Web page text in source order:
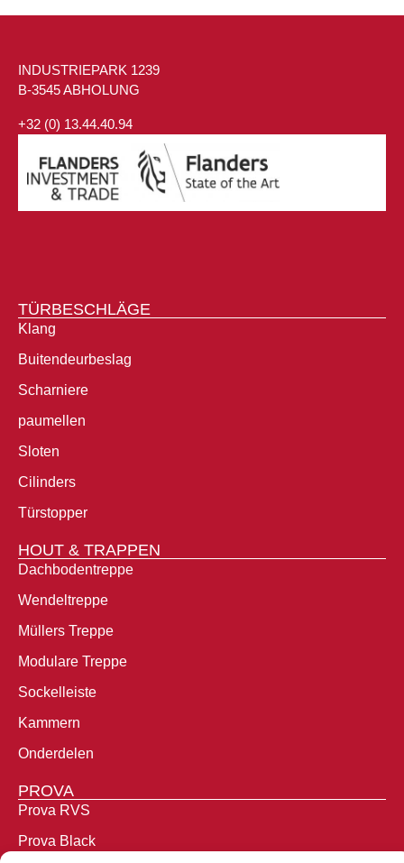
INDUSTRIEPARK 1239
B-3545 ABHOLUNG
+32 (0) 13.44.40.94
TÜRBESCHLÄGE
Klang
Buitendeurbeslag
Scharniere
paumellen
Sloten
Cilinders
Türstopper
HOUT & TRAPPEN
Dachbodentreppe
Wendeltreppe
Müllers Treppe
Modulare Treppe
Sockelleiste
Kammern
Onderdelen
PROVA
Prova RVS
Prova Black